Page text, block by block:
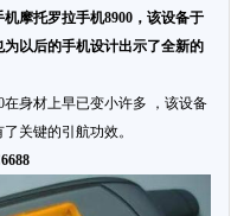
摩托罗拉手机8900，该设备于
以后的手机设计出示了全新的
身材上早已变小许多 ，该设备
关键的引航功效。